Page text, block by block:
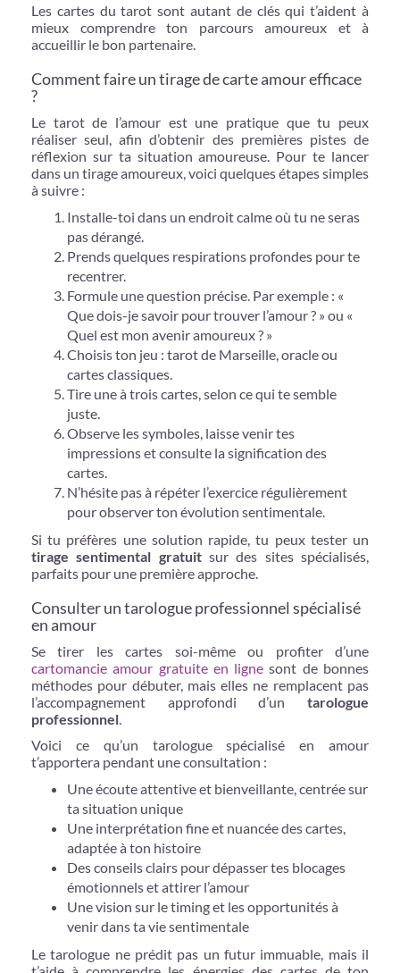
Les cartes du tarot sont autant de clés qui t’aident à
mieux comprendre ton parcours amoureux et à
accueillir le bon partenaire.
Comment faire un tirage de carte amour efficace
?
Le tarot de l’amour est une pratique que tu peux
réaliser seul, afin d’obtenir des premières pistes de
réflexion sur ta situation amoureuse. Pour te lancer
dans un tirage amoureux, voici quelques étapes simples
à suivre :
Installe-toi dans un endroit calme où tu ne seras
pas dérangé.
Prends quelques respirations profondes pour te
recentrer.
Formule une question précise. Par exemple : «
Que dois-je savoir pour trouver l’amour ? » ou «
Quel est mon avenir amoureux ? »
Choisis ton jeu : tarot de Marseille, oracle ou
cartes classiques.
Tire une à trois cartes, selon ce qui te semble
juste.
Observe les symboles, laisse venir tes
impressions et consulte la signification des
cartes.
N’hésite pas à répéter l’exercice régulièrement
pour observer ton évolution sentimentale.
Si tu préfères une solution rapide, tu peux tester un
tirage sentimental gratuitsur des sites spécialisés,
parfaits pour une première approche.
Consulter un tarologue professionnel spécialisé
en amour
Se tirer les cartes soi-même ou profiter d’une
cartomancie amour gratuite en ligne sont de bonnes
méthodes pour débuter, mais elles ne remplacent pas
l’accompagnement approfondi d’un tarologue
professionnel.
Voici ce qu’un tarologue spécialisé en amour
t’apportera pendant une consultation :
Une écoute attentive et bienveillante, centrée sur
ta situation unique
Une interprétation fine et nuancée des cartes,
adaptée à ton histoire
Des conseils clairs pour dépasser tes blocages
émotionnels et attirer l’amour
Une vision sur le timing et les opportunités à
venir dans ta vie sentimentale
Le tarologue ne prédit pas un futur immuable, mais il